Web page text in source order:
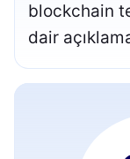
blockchain
dair